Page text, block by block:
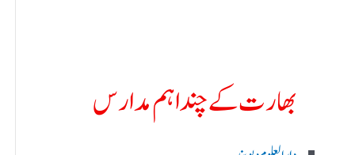
بھارت کے چند اہم مدارس